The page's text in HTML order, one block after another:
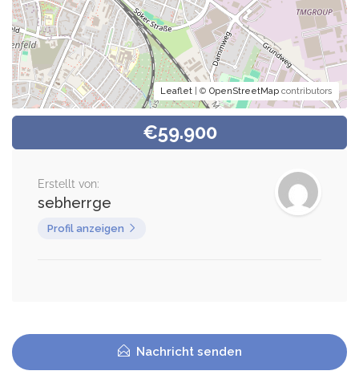
Leaflet | © OpenStreetMap contributors
€59.900
Erstellt von:
sebherrge
Profil anzeigen
Nachricht senden